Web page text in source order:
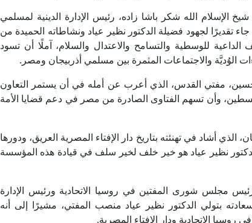
الإسلام الله شكر باشا زاده، رئيس الإدارة الدينية لمسلمي
جاء تقديرًا لجهود فضيلة الدكتور نظير عياد ونشاطاته الحميدة من
الداعية للوسطية والتسامح والاعتدال والسلام، آملًا أن تسود
الوُديَّة والاجتماعات المثمرة بين مسلمي أذربيجان ومصر.
مفتي القدس، الذي أعرب عن أمله في أن يستمر التعاون
وأن تسهم الفتاوى الصادرة من مصر في دعم قضايا الأمة
أشاد في تهنئته بتاريخ دار الإفتاء المصرية العريق، ودورها
نظير عياد هو خير خلف لخير سلف في قيادة هذه المؤسسة
مجلس شورى المفتين في روسيا الاتحادية ورئيس الإدارة
بتولي الدكتور نظير عياد منصب المفتي، مشيرًا إلى أنه
روسيا الاتحادية ودار الإفتاء المصرية.